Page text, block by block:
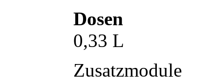
Dosen
0,33 L
Zusatzmodule